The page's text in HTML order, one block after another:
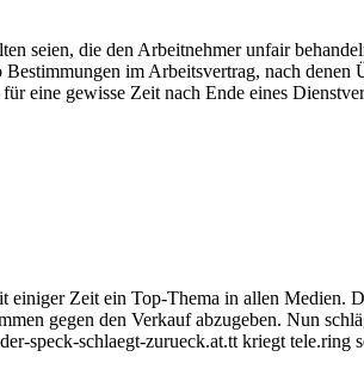
seien, die den Arbeitnehmer unfair
im Arbeitsvertrag, nach denen
eine gewisse Zeit nach Ende eines
einiger Zeit ein Top-Thema in allen Medien.
gegen den Verkauf abzugeben. Nun
speck-schlaegt-zurueck.at.tt kriegt tele.ring